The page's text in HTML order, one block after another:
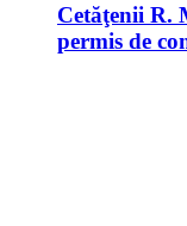
Cetăţenii R.
permis de